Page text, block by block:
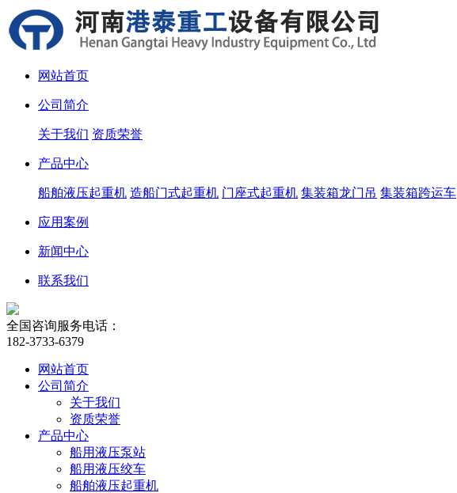
网站首页
公司简介
关于我们 资质荣誉
产品中心
船舶液压起重机 造船门式起重机 门座式起重机 集装箱龙门吊 集装箱跨运车
应用案例
新闻中心
联系我们
全国咨询服务电话：
182-3733-6379
网站首页
公司简介
关于我们
资质荣誉
产品中心
船用液压泵站
船用液压绞车
船舶液压起重机